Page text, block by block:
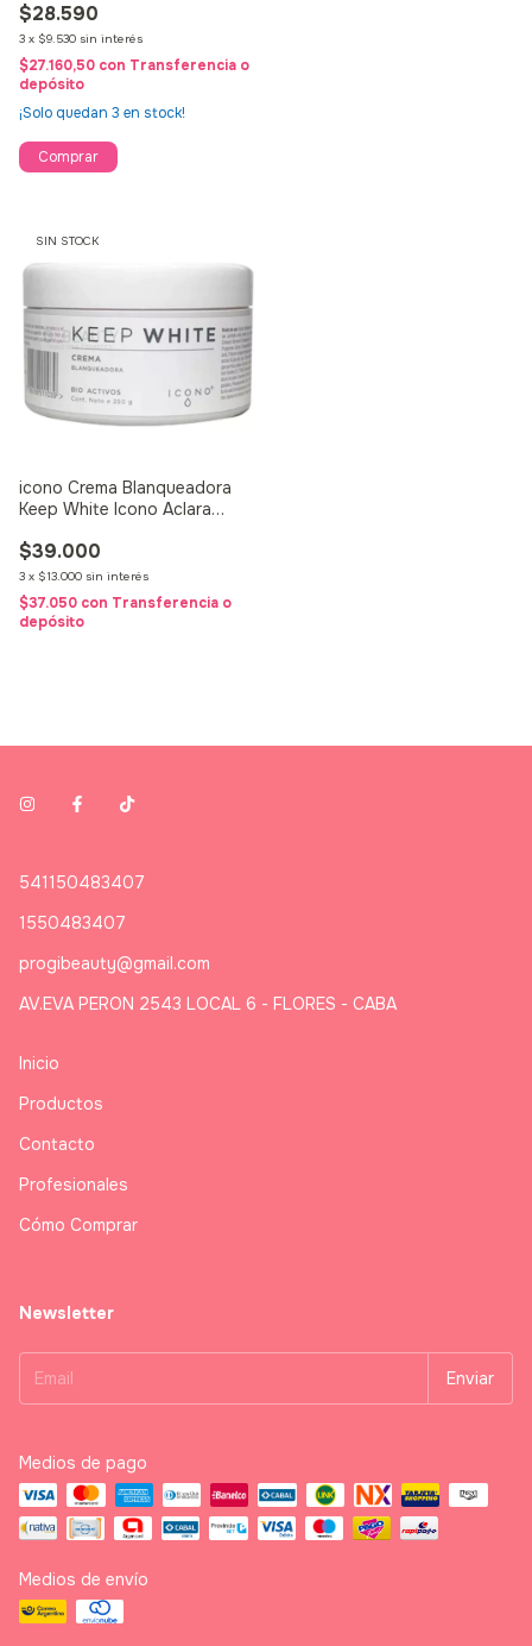
$28.590
3 x $9.530 sin interés
$27.160,50 con Transferencia o
depósito
¡Solo quedan 3 en stock!
SIN STOCK
icono Crema Blanqueadora
Keep White Icono Aclara
$39.000
3 x $13.000 sin interés
$37.050 con Transferencia o
depósito
541150483407
1550483407
progibeauty@gmail.com
AV.EVA PERON 2543 LOCAL 6 - FLORES - CABA
Inicio
Productos
Contacto
Profesionales
Cómo Comprar
Newsletter
Medios de pago
Medios de envío